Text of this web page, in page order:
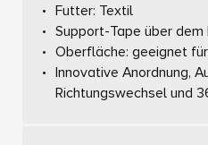
Futter: Textil
Support-Tape über
Oberfläche: geeignet
Innovative Anordnung,
Richtungswechsel und